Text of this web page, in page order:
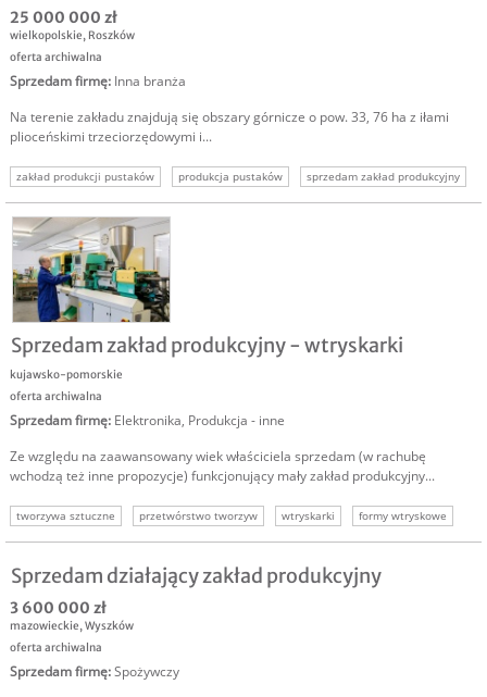
25 000 000 zł
wielkopolskie, Roszków
oferta archiwalna
Sprzedam firmę: Inna branża
Na terenie zakładu znajdują się obszary górnicze o pow. 33, 76 ha z iłami
plioceńskimi trzeciorzędowymi i...
zakład produkcji pustaków produkcja pustaków sprzedam zakład produkcyjny
Sprzedam zakład produkcyjny - wtryskarki
kujawsko-pomorskie
oferta archiwalna
Sprzedam firmę: Elektronika, Produkcja - inne
Ze względu na zaawansowany wiek właściciela sprzedam (w rachubę
wchodzą też inne propozycje) funkcjonujący mały zakład produkcyjny...
tworzywa sztuczne przetwórstwo tworzyw wtryskarki formy wtryskowe
Sprzedam działający zakład produkcyjny
3 600 000 zł
mazowieckie,Wyszków
oferta archiwalna
Sprzedam firmę:Spożywczy